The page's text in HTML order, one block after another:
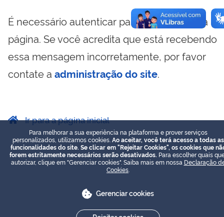
É necessário autenticar para visualizar essa
página. Se você acredita que está recebendo
essa mensagem incorretamente, por favor
contate a administração do site.
Ir para a página inicial
Para melhorar a sua experiência na plataforma e prover serviços
personalizados, utilizamos cookies. Ao aceitar, você terá acesso a todas as
funcionalidades do site. Se clicar em "Rejeitar Cookies", os cookies que
forem estritamente necessários serão desativados. Para escolher quais
autorizar, clique em "Gerenciar cookies". Saiba mais em nossa Declaração
Cookies
Gerenciar cookies